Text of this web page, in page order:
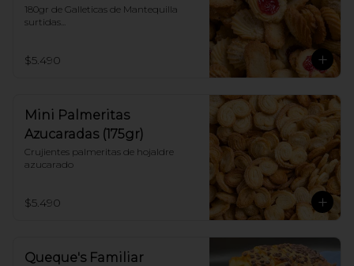
180gr de Galleticas de Mantequilla
surtidas...
$5.490
Mini Palmeritas
Azucaradas (175gr)
Crujientes palmeritas de hojaldre
azucarado
$5.490
Queque's Familiar